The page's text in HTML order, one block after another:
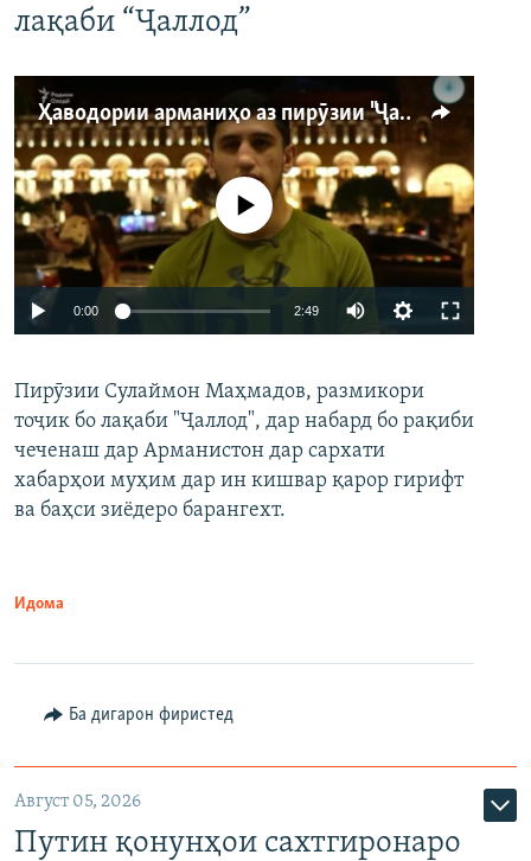
лақаби “Ҷаллод”
Ҳаводории арманиҳо аз пирӯзии "Ҷаллод"-и тоҷик
Auto 240p 360p 480p
720p 1080p
Феълан кор намекунад
0:00 2:49
360p
480p
Пирӯзии Сулаймон Маҳмадов, размикори
тоҷик бо лақаби "Ҷаллод", дар набард бо рақиби
чеченаш дар Арманистон дар сархати
хабарҳои муҳим дар ин кишвар қарор гирифт
ва баҳси зиёдеро барангехт.
Идома
Ба дигарон фиристед
Август 05, 2026
Путин қонунҳои сахтгиронаро